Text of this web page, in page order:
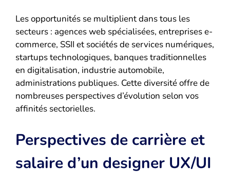
Les opportunités se multiplient dans tous les
secteurs : agences web spécialisées, entreprises e-
commerce, SSII et sociétés de services numériques,
startups technologiques, banques traditionnelles
en digitalisation, industrie automobile,
administrations publiques. Cette diversité offre de
nombreuses perspectives d’évolution selon vos
affinités sectorielles.
Perspectives de carrière et
salaire d’un designer UX/UI